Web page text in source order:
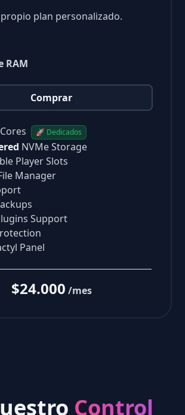
plan personalizado.
RAM
Comprar
🚀 Dedicados
NVMe Storage
Player Slots
Manager
Support
Panel
$24.000 /mes
Control